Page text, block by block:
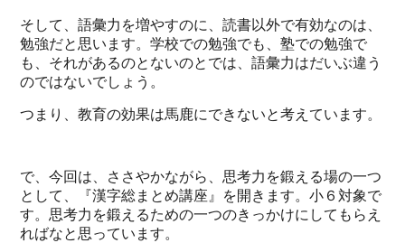
そして、語彙力を増やすのに、読書以外で有効なのは、
勉強だと思います。学校での勉強でも、塾での勉強で
も、それがあるのとないのとでは、語彙力はだいぶ違う
のではないでしょう。
つまり、教育の効果は馬鹿にできないと考えています。
で、今回は、ささやかながら、思考力を鍛える場の一つ
として、『漢字総まとめ講座』を開きます。小６対象で
す。思考力を鍛えるための一つのきっかけにしてもらえ
ればなと思っています。